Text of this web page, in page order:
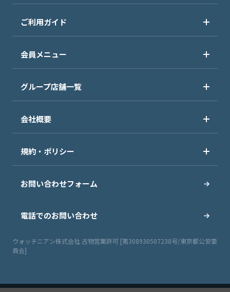
ご利用ガイド
会員メニュー
グループ店舗一覧
会社概要
規約・ポリシー
お問い合わせフォーム
電話でのお問い合わせ
ウォッチニアン株式会社 古物営業許可 [第308930507238号/東京都公安委
員会]